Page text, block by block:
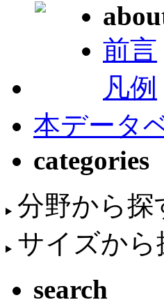
前言
凡例
本データ
categories
分野から探
サイズから
search